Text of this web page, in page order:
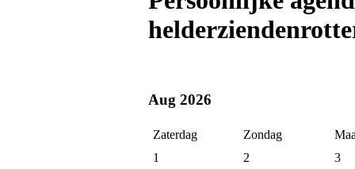
Aug 2026
Zaterdag Zondag
1
2
3